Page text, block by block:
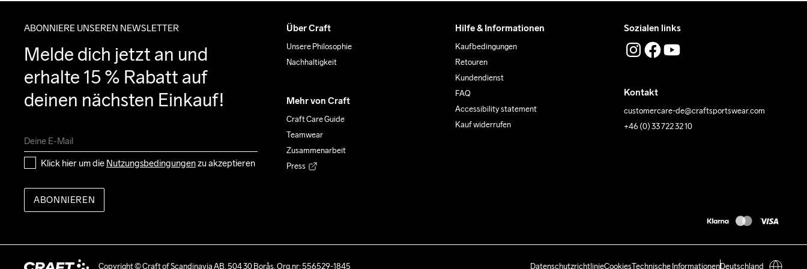
ABONNIERE UNSEREN NEWSLETTER
Melde dich jetzt an und
erhalte 15 % Rabatt auf
deinen nächsten Einkauf!
Klick hier um die Nutzungsbedingungen zu akzeptieren
ABONNIEREN
Über Craft
Unsere Philosophie
Nachhaltigkeit
Mehr von Craft
Craft Care Guide
Teamwear
Zusammenarbeit
Press
Hilfe & Informationen
Kaufbedingungen
Retouren
Kundendienst
FAQ
Accessibility statement
Kauf widerrufen
Sozialen links
Kontakt
customercare-de@craftsportswear.com
+46 (0) 33 722 32 10
Copyright © Craft of Scandinavia AB, 504 30 Borås. Org.nr: 556529-1845 DatenschutzrichtlinieCookiesTechnische InformationenDeutschland